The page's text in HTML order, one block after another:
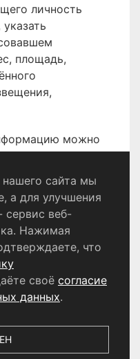
личность
площадь,
можно
18.
данных
«Информационный
о регистрации СМИ
по надзору в сфере
и массовых
«Телерадиокомпания
сайта мы
а для улучшения
сервис веб-
Нажимая
что
своё согласие
данных.